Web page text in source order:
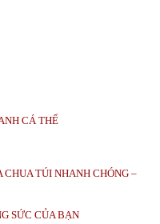
CÁ THỂ
CHUA TÚI NHANH CHÓNG –
SỨC CỦA BẠN